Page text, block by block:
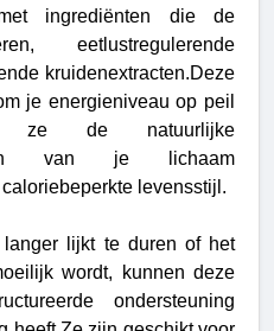
ingrediënten die de
eetlustregulerende
kruidenextracten.Deze
je energieniveau op peil
ze de natuurlijke
van je lichaam
levensstijl.
langer lijkt te duren of het
wordt, kunnen deze
ondersteuning